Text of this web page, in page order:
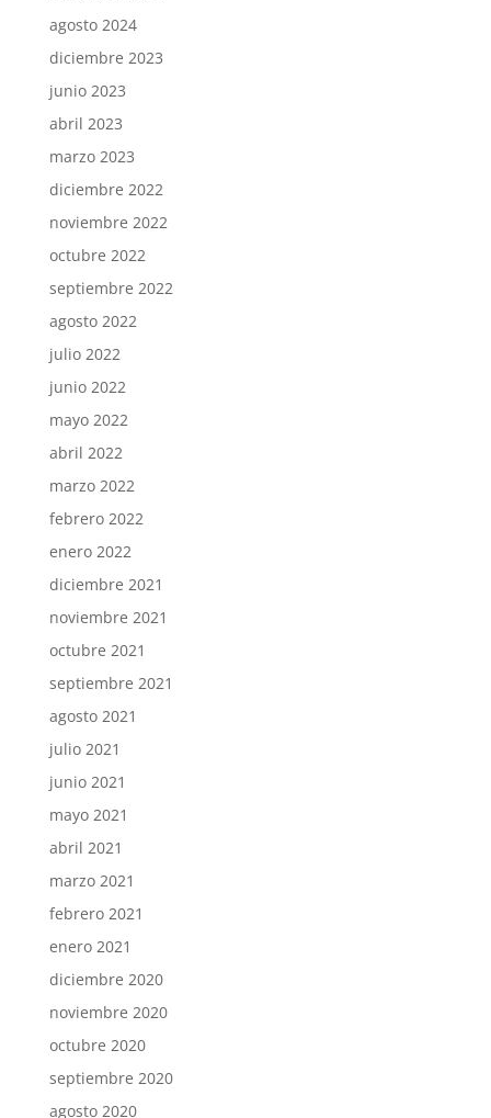
agosto 2024
diciembre 2023
junio 2023
abril 2023
marzo 2023
diciembre 2022
noviembre 2022
octubre 2022
septiembre 2022
agosto 2022
julio 2022
junio 2022
mayo 2022
abril 2022
marzo 2022
febrero 2022
enero 2022
diciembre 2021
noviembre 2021
octubre 2021
septiembre 2021
agosto 2021
julio 2021
junio 2021
mayo 2021
abril 2021
marzo 2021
febrero 2021
enero 2021
diciembre 2020
noviembre 2020
octubre 2020
septiembre 2020
agosto 2020